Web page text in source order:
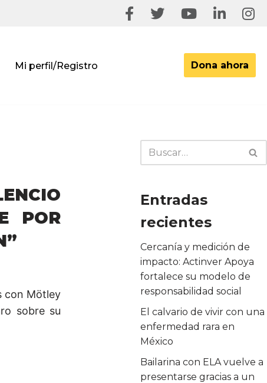
Mi perfil/Registro Dona ahora
POR
con Mötley
sobre su
Entradas
recientes
Cercanía y medición de
impacto: Actinver Apoya
fortalece su modelo de
responsabilidad social
El calvario de vivir con una
enfermedad rara en
México
Bailarina con ELA vuelve a
presentarse gracias a un